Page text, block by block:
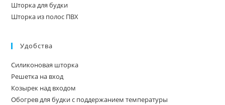
Шторка для будки
Шторка из полос ПВХ
Удобства
Силиконовая шторка
Решетка на вход
Козырек над входом
Обогрев для будки с поддержанием температуры